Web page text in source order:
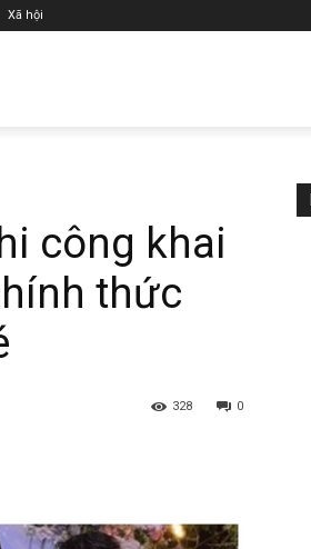
Xã hội
công khai
thức
0
328